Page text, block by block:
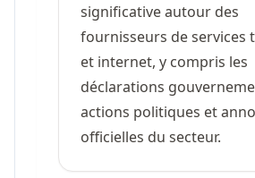
significative autour des
fournisseurs de services
et internet, y compris les
déclarations
actions politiques et
officielles du secteur.